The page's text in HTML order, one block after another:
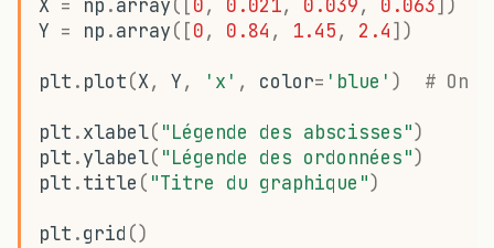
X = np .array([ 0, 0.021, 0.039, 0.063 ])
Y = np .array([0, 0.84 , 1.45, 2.4])
plt . plot(X, Y, 'x' , color= 'blue' ) # On
plt .xlabel( "Légende des abscisses")
plt .ylabel( "Légende des ordonnées")
plt .title ( "Titre du graphique")
plt .grid ()